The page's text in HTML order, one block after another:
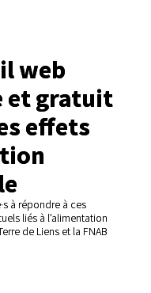
web
et gratuit
effets
à répondre à ces
liés à l’alimentation
de Liens et la FNAB